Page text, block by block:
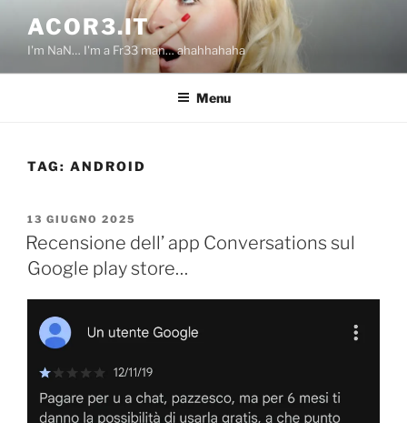
contenuto
ACOR3.IT
I'm NaN… I'm a Fr33 man… ahahhahaha
Menu
TAG: ANDROID
PUBBLICATO
IL
13 GIUGNO 2025
Recensione dell’ app Conversations sul
Google play store…